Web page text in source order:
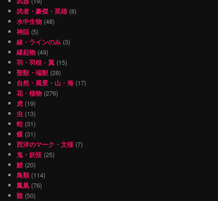
武者・豪傑・英雄(8)
水中生物 (48)
神話 (5)
線・ラインのみ (3)
縁起物 (49)
羽・羽根・翼 (15)
聖獣・瑞獣 (28)
自然・風景・山・海 (17)
花・植物 (276)
虎 (19)
虫 (13)
蛇 (31)
蝶 (31)
西洋のマーク・文様 (7)
鬼・妖怪 (25)
鯉 (20)
鳥類(114)
鳳凰 (76)
龍 (50)